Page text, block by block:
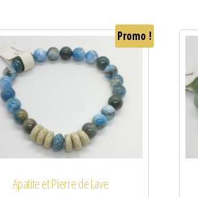
Promo !
Apatite et Pierre de Lave